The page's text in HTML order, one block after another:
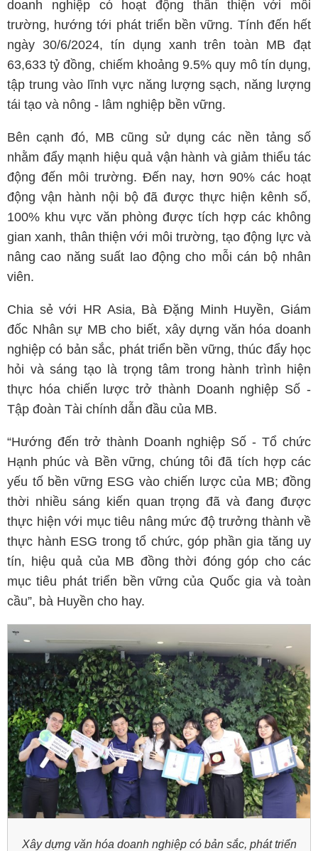
doanh nghiệp có hoạt động thân thiện với môi
trường, hướng tới phát triển bền vững. Tính đến hết
ngày 30/6/2024, tín dụng xanh trên toàn MB đạt
63,633 tỷ đồng, chiếm khoảng 9.5% quy mô tín dụng,
tập trung vào lĩnh vực năng lượng sạch, năng lượng
tái tạo và nông - lâm nghiệp bền vững.
Bên cạnh đó, MB cũng sử dụng các nền tảng số
nhằm đẩy mạnh hiệu quả vận hành và giảm thiểu tác
động đến môi trường. Đến nay, hơn 90% các hoạt
động vận hành nội bộ đã được thực hiện kênh số,
100% khu vực văn phòng được tích hợp các không
gian xanh, thân thiện với môi trường, tạo động lực và
nâng cao năng suất lao động cho mỗi cán bộ nhân
viên.
Chia sẻ với HR Asia, Bà Đặng Minh Huyền, Giám
đốc Nhân sự MB cho biết, xây dựng văn hóa doanh
nghiệp có bản sắc, phát triển bền vững, thúc đẩy học
hỏi và sáng tạo là trọng tâm trong hành trình hiện
thực hóa chiến lược trở thành Doanh nghiệp Số -
Tập đoàn Tài chính dẫn đầu của MB.
“Hướng đến trở thành Doanh nghiệp Số - Tổ chức
Hạnh phúc và Bền vững, chúng tôi đã tích hợp các
yếu tố bền vững ESG vào chiến lược của MB; đồng
thời nhiều sáng kiến quan trọng đã và đang được
thực hiện với mục tiêu nâng mức độ trưởng thành về
thực hành ESG trong tổ chức, góp phần gia tăng uy
tín, hiệu quả của MB đồng thời đóng góp cho các
mục tiêu phát triển bền vững của Quốc gia và toàn
cầu”, bà Huyền cho hay.
Xây dựng văn hóa doanh nghiệp có bản sắc, phát triển